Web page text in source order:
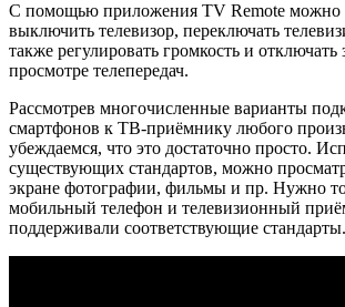
С помощью приложения TV Remote можно
выключить телевизор, переключать
также регулировать громкость и отключать
просмотре телепередач.
Рассмотрев многочисленные варианты
смартфонов к ТВ-приёмнику любого
убеждаемся, что это достаточно просто.
существующих стандартов, можно
экране фотографии, фильмы и пр. Нужно
мобильный телефон и телевизионный
поддерживали соответствующие стандарты.